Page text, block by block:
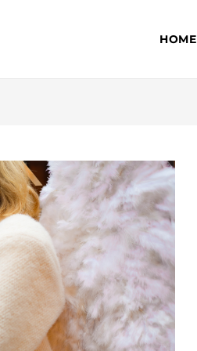
HOME